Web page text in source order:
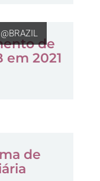
de
em 2021
de